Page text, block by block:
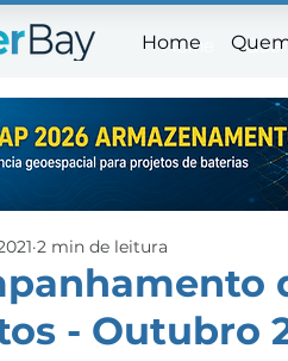
Home
Home
- Outubro
2 min de leitura